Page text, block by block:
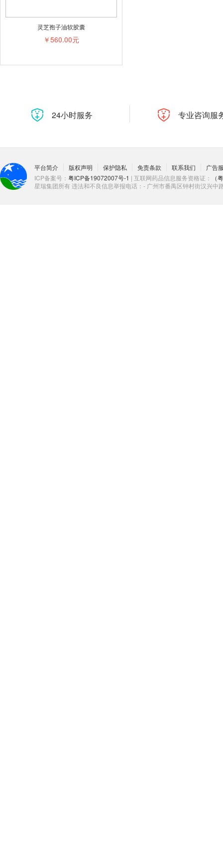
灵芝孢子油软胶囊
￥560.00元
24小时服务 专业咨询服
平台简介 版权声明 保护隐私 免责条款 联系我们
广告
ICP备案号： 粤ICP备19072007号-1 | 互联网药品信息服务资格证：
（
星瑞集团所有 违法和不良信息举报电话：- 广州市番禺区钟村街汉兴中